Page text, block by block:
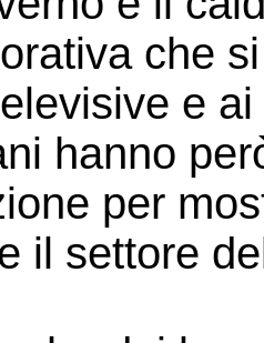
che
e
hanno
per
il settore